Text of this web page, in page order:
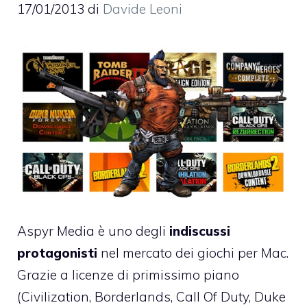
17/01/2013 di Davide Leoni
Aspyr Media è uno degli indiscussi
protagonisti nel mercato dei giochi per Mac.
Grazie a licenze di primissimo piano
(Civilization, Borderlands, Call Of Duty, Duke